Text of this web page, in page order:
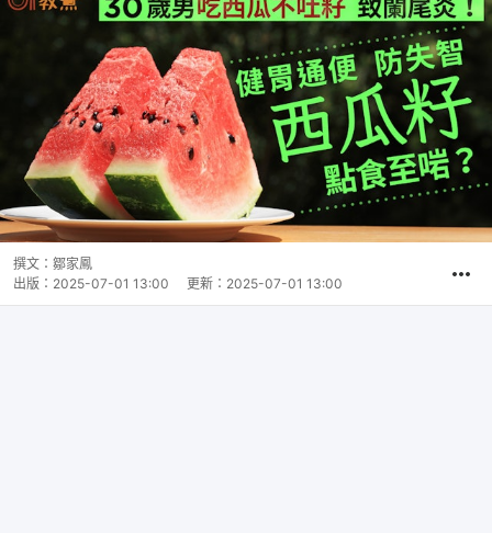
撰文： 鄒家鳳
出版： 2025-07-01 13:00 更新： 2025-07-01 13:00